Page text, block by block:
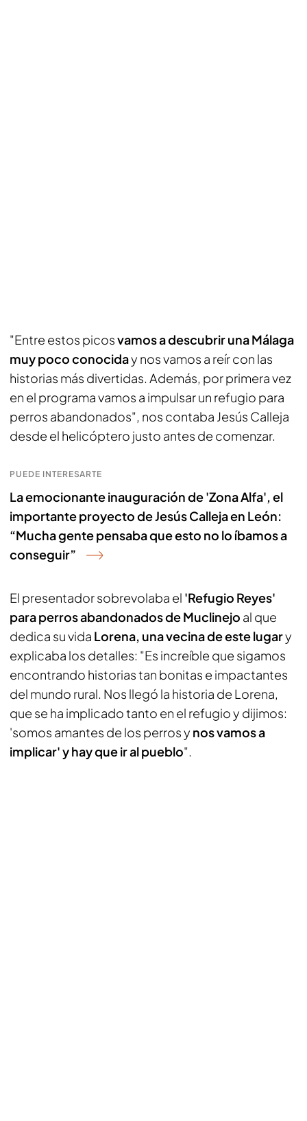
"Entre estos picosvamos a descubrir una Málaga
muy poco conociday nos vamos a reír con las
historias más divertidas. Además, por primera vez
en el programa vamos a impulsar un refugio para
perros abandonados", nos contaba Jesús Calleja
desde el helicóptero justo antes de comenzar.
PUEDE INTERESARTE
La emocionante inauguración de 'Zona Alfa', el
importante proyecto de Jesús Calleja en León:
“Mucha gente pensaba que esto no lo íbamos a
conseguir”
El presentador sobrevolaba el 'Refugio Reyes'
para perros abandonados de Muclinejo al que
dedica su vida Lorena, una vecina de este lugary
explicaba los detalles: "Es increíble que sigamos
encontrando historias tan bonitas e impactantes
del mundo rural. Nos llegó la historia de Lorena,
que se ha implicado tanto en el refugio y dijimos:
'somos amantes de los perros y nos vamos a
implicar' y hay que ir al pueblo".